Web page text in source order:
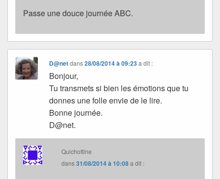
Passe une douce journée ABC.
D@netdans28/08/2014 à 09:23 a dit :
Bonjour,
Tu transmets si bien les émotions que tu
donnes une folle envie de le lire.
Bonne journée.
D@net.
Quichottine
dans31/08/2014 à 10:08a dit :